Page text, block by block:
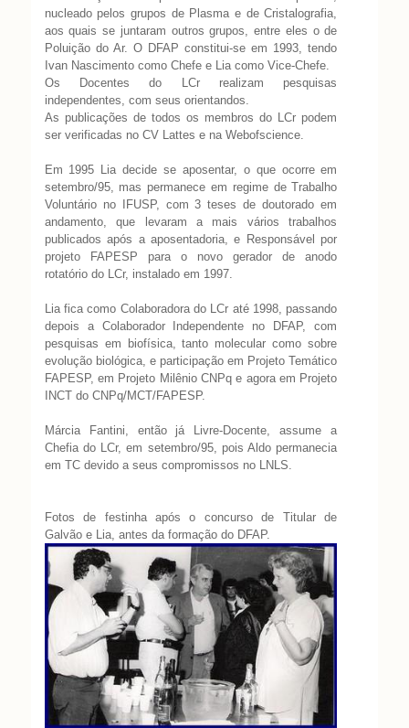
nucleado pelos grupos de Plasma e de Cristalografia,
aos quais se juntaram outros grupos, entre eles o de
Poluição do Ar. O DFAP constitui-se em 1993, tendo
Ivan Nascimento como Chefe e Lia como Vice-Chefe.
Os Docentes do LCr realizam pesquisas
independentes, com seus orientandos.
As publicações de todos os membros do LCr podem
ser verificadas no CV Lattes e na Webofscience.
Em 1995 Lia decide se aposentar, o que ocorre em
setembro/95, mas permanece em regime de Trabalho
Voluntário no IFUSP, com 3 teses de doutorado em
andamento, que levaram a mais vários trabalhos
publicados após a aposentadoria, e Responsável por
projeto FAPESP para o novo gerador de anodo
rotatório do LCr, instalado em 1997.
Lia fica como Colaboradora do LCr até 1998, passando
depois a Colaborador Independente no DFAP, com
pesquisas em biofísica, tanto molecular como sobre
evolução biológica, e participação em Projeto Temático
FAPESP, em Projeto Milênio CNPq e agora em Projeto
INCT do CNPq/MCT/FAPESP.
Márcia Fantini, então já Livre-Docente, assume a
Chefia do LCr, em setembro/95, pois Aldo permanecia
em TC devido a seus compromissos no LNLS.
Fotos de festinha após o concurso de Titular de
Galvão e Lia, antes da formação do DFAP.